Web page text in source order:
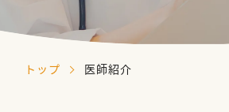
トップ 医師紹介